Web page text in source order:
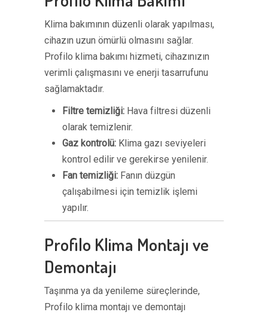
Klima bakımının düzenli olarak yapılması,
cihazın uzun ömürlü olmasını sağlar.
Profilo klima bakımı hizmeti, cihazınızın
verimli çalışmasını ve enerji tasarrufunu
sağlamaktadır.
Filtre temizliği: Hava filtresi düzenli
olarak temizlenir.
Gaz kontrolü: Klima gazı seviyeleri
kontrol edilir ve gerekirse yenilenir.
Fan temizliği: Fanın düzgün
çalışabilmesi için temizlik işlemi
yapılır.
Profilo Klima Montajı ve
Demontajı
Taşınma ya da yenileme süreçlerinde,
Profilo klima montajı ve demontajı